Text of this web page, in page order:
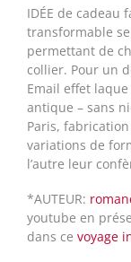
IDÉE de cadeau
transformable
permettant de
collier. Pour un
Email effet
antique – sans
Paris,
variations de
l’autre leur
*AUTEUR:
youtube en
dans ce voyage